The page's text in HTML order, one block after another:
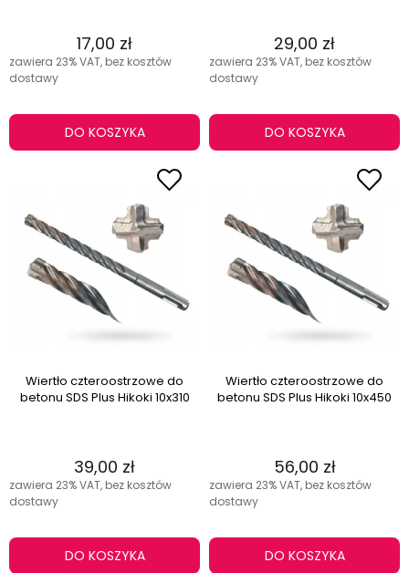
17,00 zł
zawiera 23% VAT, bez kosztów
dostawy
DO KOSZYKA
29,00 zł
zawiera 23% VAT, bez kosztów
dostawy
DO KOSZYKA
Wiertło czteroostrzowe do
betonu SDS Plus Hikoki 10x310
39,00 zł
zawiera 23% VAT, bez kosztów
dostawy
DO KOSZYKA
Wiertło czteroostrzowe do
betonu SDS Plus Hikoki 10x450
56,00 zł
zawiera 23% VAT, bez kosztów
dostawy
DO KOSZYKA